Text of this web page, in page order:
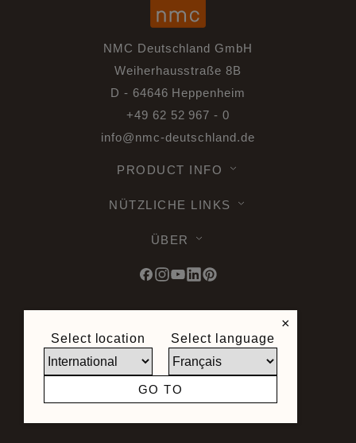
NMC Deutschland GmbH
Weiherhausstraße 8B
D - 64646 Heppenheim
+49 62 52 967 - 0
info@nmc-deutschland.de
PRODUCT INFO
NÜTZLICHE LINKS
ÜBER
vorbehalten -
Datenschutz DSGVO -
Nutzungsbedingungen -
Geschäftsbedingungen -Sitemap -
Webshop AGB - Widerrufsbelehrung
Seite erstellt von
×
Select location Select language
GO TO